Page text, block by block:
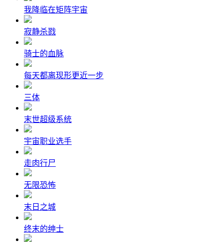
我降临在矩阵宇宙
寂静杀戮
骑士的血脉
每天都离现形更近一步
三体
末世超级系统
宇宙职业选手
走肉行尸
无限恐怖
末日之城
终末的绅士